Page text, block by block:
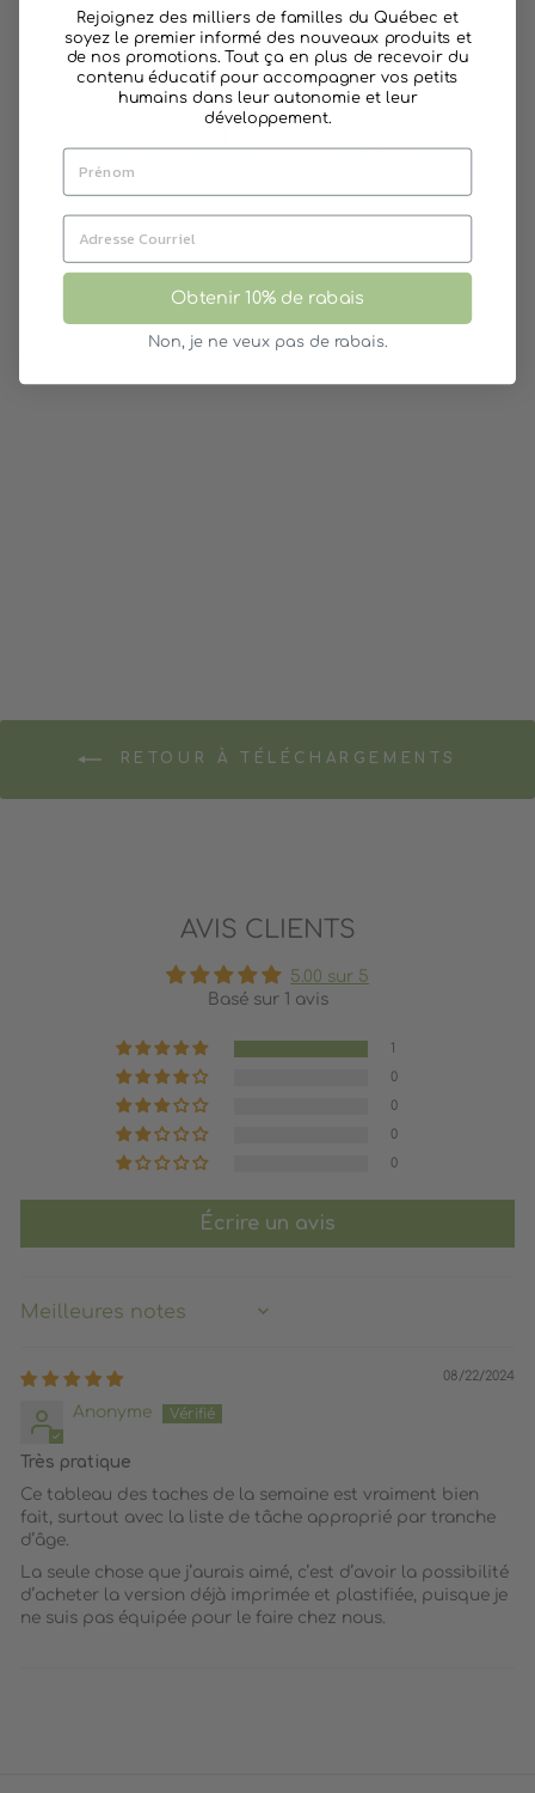
Facebook
Twitter
Pinterest
VOUS AIMEREZ AUSSI
15%
RETOUR À TÉLÉCHARGEMENTS
AVIS CLIENTS
5.00 sur 5
Basé sur 1 avis
1
0
0
0
0
Écrire un avis
SORT BY
08/22/2024
Anonyme
Très pratique
Ce tableau des taches de la semaine est vraiment bien
fait, surtout avec la liste de tâche approprié par tranche
d’âge.
La seule chose que j’aurais aimé, c’est d’avoir la possibilité
d’acheter la version déjà imprimée et plastifiée, puisque je
ne suis pas équipée pour le faire chez nous.
Rejoignez des milliers de familles du Québec et
soyez le premier informé des nouveaux produits et
de nos promotions. Tout ça en plus de recevoir du
contenu éducatif pour accompagner vos petits
humains dans leur autonomie et leur
développement.
Obtenir 10% de rabais
Non, je ne veux pas de rabais.